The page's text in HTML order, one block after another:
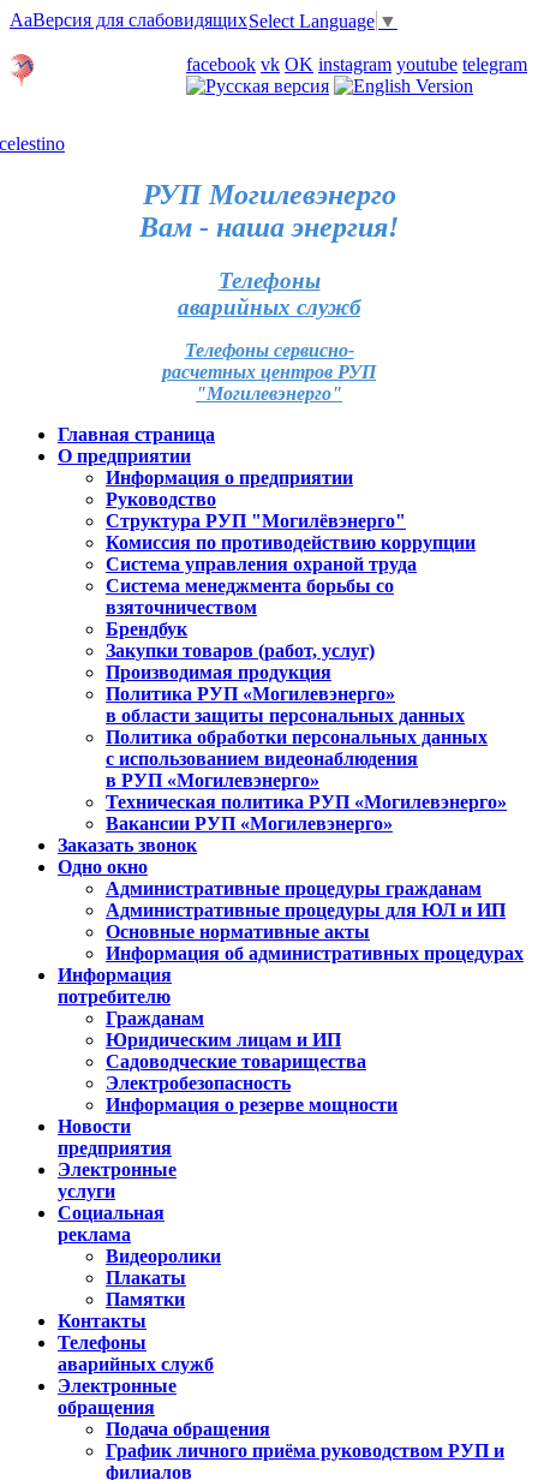
AaВерсия для слабовидящихSelect Language ▼
facebook vk OK instagram youtube telegram
РУП Могилевэнерго
Вам - наша энергия!
Телефоны
аварийных служб
Телефоны сервисно-
расчетных центров РУП
"Могилевэнерго"
Главная страница
О предприятии
Информация о предприятии
Руководство
Структура РУП "Могилёвэнерго"
Комиссия по противодействию коррупции
Система управления охраной труда
Система менеджмента борьбы со
взяточничеством
Брендбук
Закупки товаров (работ, услуг)
Производимая продукция
Политика РУП «Могилевэнерго»
в области защиты персональных данных
Политика обработки персональных данных
с использованием видеонаблюдения
в РУП «Могилевэнерго»
Техническая политика РУП «Могилевэнерго»
Вакансии РУП «Могилевэнерго»
Заказать звонок
Одно окно
Административные процедуры гражданам
Административные процедуры для ЮЛ и ИП
Основные нормативные акты
Информация об административных процедурах
Информация
потребителю
Гражданам
Юридическим лицам и ИП
Садоводческие товарищества
Электробезопасность
Информация о резерве мощности
Новости
предприятия
Электронные
услуги
Социальная
реклама
Видеоролики
Плакаты
Памятки
Контакты
Телефоны
аварийных служб
Электронные
обращения
Подача обращения
График личного приёма руководством РУП и
филиалов